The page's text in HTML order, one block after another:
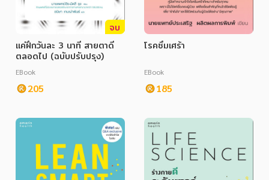
หนังสือออกใหม่ หนังสือยอดนิยม หนังสือเช่า
อีบุ๊กอ่านฟรี
หนังสือเสียง
โปรโมชั่นลดราคา
หมวดหมู่หนังสือ
อาหาร สุขภาพ การแพทย์
ศิลปะ บันเทิง กีฬา ท่องเที่ยว
สังคม วัฒนธรรม การปกครอง ศาสนาและปรัชญา
จบ
แค่ฝึกวันละ 3 นาที สายตาดี
ตลอดไป (ฉบับปรับปรุง)
EBook
205
โรคซึมเศร้า
EBook
185